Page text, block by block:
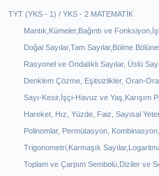
TYT (YKS - 1) / YKS - 2 MATEMATİK
Mantık,Kümeler,Bağıntı ve
Doğal Sayılar,Tam Sayılar,Bölme
Rasyonel ve Ondalıklı Sayılar, Üslü
Denklem Çözme, Eşitsizlikler, Oran-
Sayı-Kesir,İşçi-Havuz ve Yaş,Karışım
Hareket, Hız, Yüzde, Faiz, Sayısal
Polinomlar, Permütasyon, Kombinasyon,
Trigonometri,Karmaşık
Toplam ve Çarpım Sembolü,Diziler ve